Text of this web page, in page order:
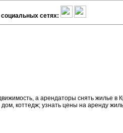
сетях:
а арендаторы снять жилье в
дом, коттедж; узнать цены на аренду